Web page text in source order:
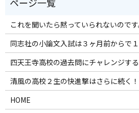
これを聞いたら黙っていられないので
同志社の小論文入試は３ヶ月前からで
四天王寺高校の過去問にチャレンジす
清風の高校２生の快進撃はさらに続く！
HOME